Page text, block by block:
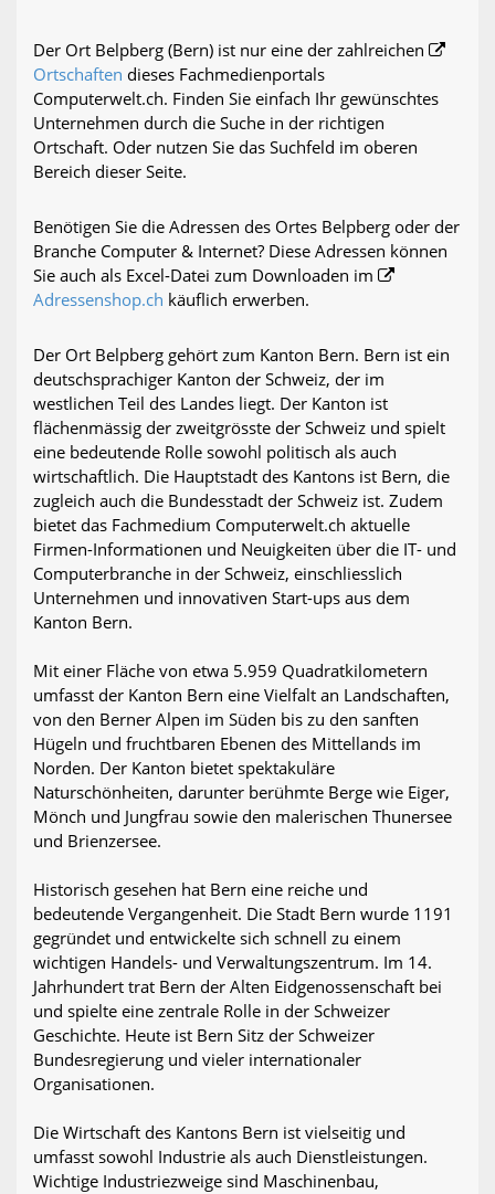
Der Ort Belpberg (Bern) ist nur eine der zahlreichen
Ortschaften dieses Fachmedienportals
Computerwelt.ch. Finden Sie einfach Ihr gewünschtes
Unternehmen durch die Suche in der richtigen
Ortschaft. Oder nutzen Sie das Suchfeld im oberen
Bereich dieser Seite.
Benötigen Sie die Adressen des Ortes Belpberg oder der
Branche Computer & Internet? Diese Adressen können
Sie auch als Excel-Datei zum Downloaden im
Adressenshop.ch käuflich erwerben.
Der Ort Belpberg gehört zum Kanton Bern. Bern ist ein
deutschsprachiger Kanton der Schweiz, der im
westlichen Teil des Landes liegt. Der Kanton ist
flächenmässig der zweitgrösste der Schweiz und spielt
eine bedeutende Rolle sowohl politisch als auch
wirtschaftlich. Die Hauptstadt des Kantons ist Bern, die
zugleich auch die Bundesstadt der Schweiz ist. Zudem
bietet das Fachmedium Computerwelt.ch aktuelle
Firmen-Informationen und Neuigkeiten über die IT- und
Computerbranche in der Schweiz, einschliesslich
Unternehmen und innovativen Start-ups aus dem
Kanton Bern.
Mit einer Fläche von etwa 5.959 Quadratkilometern
umfasst der Kanton Bern eine Vielfalt an Landschaften,
von den Berner Alpen im Süden bis zu den sanften
Hügeln und fruchtbaren Ebenen des Mittellands im
Norden. Der Kanton bietet spektakuläre
Naturschönheiten, darunter berühmte Berge wie Eiger,
Mönch und Jungfrau sowie den malerischen Thunersee
und Brienzersee.
Historisch gesehen hat Bern eine reiche und
bedeutende Vergangenheit. Die Stadt Bern wurde 1191
gegründet und entwickelte sich schnell zu einem
wichtigen Handels- und Verwaltungszentrum. Im 14.
Jahrhundert trat Bern der Alten Eidgenossenschaft bei
und spielte eine zentrale Rolle in der Schweizer
Geschichte. Heute ist Bern Sitz der Schweizer
Bundesregierung und vieler internationaler
Organisationen.
Die Wirtschaft des Kantons Bern ist vielseitig und
umfasst sowohl Industrie als auch Dienstleistungen.
Wichtige Industriezweige sind Maschinenbau,